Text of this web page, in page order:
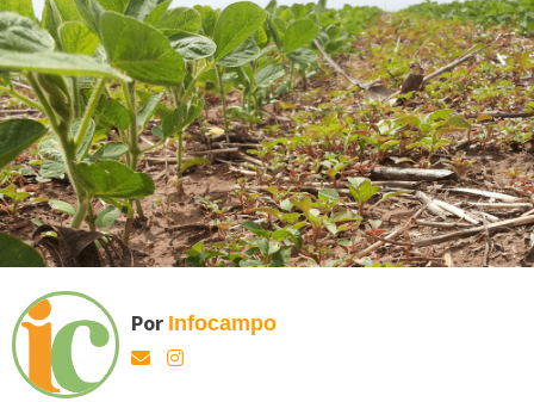
Por Infocampo